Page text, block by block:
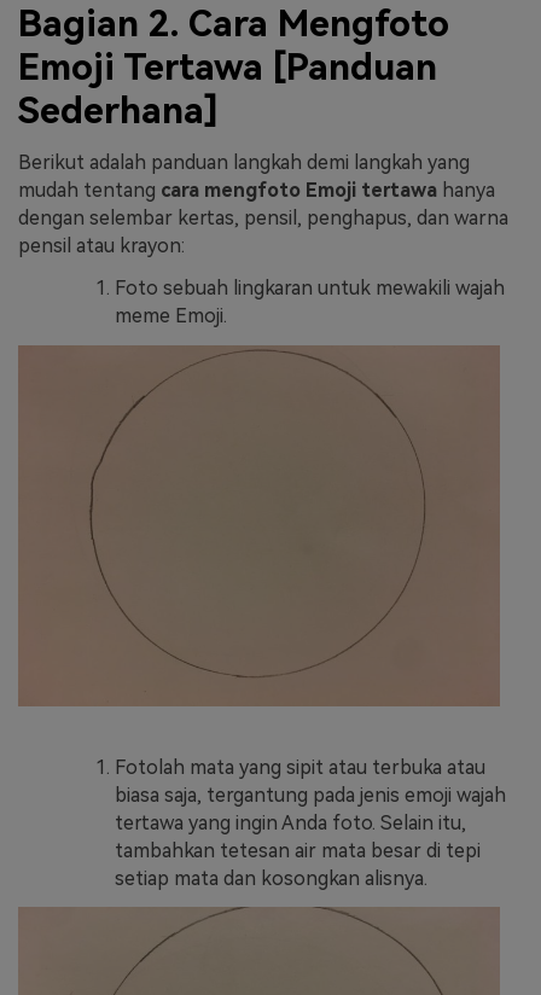
Bagian 2. Cara Mengfoto
Emoji Tertawa [Panduan
Sederhana]
Berikut adalah panduan langkah demi langkah yang
mudah tentang cara mengfoto Emoji tertawa hanya
dengan selembar kertas, pensil, penghapus, dan warna
pensil atau krayon:
Foto sebuah lingkaran untuk mewakili wajah
meme Emoji.
Fotolah mata yang sipit atau terbuka atau
biasa saja, tergantung pada jenis emoji wajah
tertawa yang ingin Anda foto. Selain itu,
tambahkan tetesan air mata besar di tepi
setiap mata dan kosongkan alisnya.